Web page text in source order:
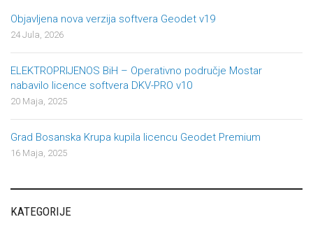
Objavljena nova verzija softvera Geodet v19
24 Jula, 2026
ELEKTROPRIJENOS BiH – Operativno područje Mostar
nabavilo licence softvera DKV-PRO v10
20 Maja, 2025
Grad Bosanska Krupa kupila licencu Geodet Premium
16 Maja, 2025
KATEGORIJE